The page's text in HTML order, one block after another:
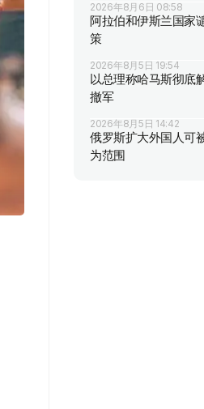
2026年8月6日 08:58
阿拉伯和伊斯兰国家
策
2026年8月5日 19:54
以总理称哈马斯彻底
撤军
2026年8月5日 14:42
俄罗斯扩大外国人可
为范围